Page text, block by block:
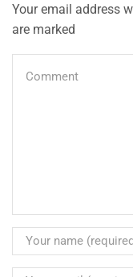
Your email address
are marked